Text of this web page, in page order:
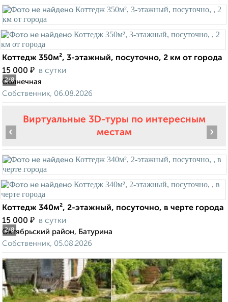
2/8
Коттедж 350м², 3-этажный, посуточно, 2 км от города
15 000 ₽ в сутки
Солнечная
Собственник, 06.08.2026
Виртуальные 3D-туры по интересным
местам
2/8
‹ ›
Коттедж 340м², 2-этажный, посуточно, в черте города
15 000 ₽ в сутки
Октябрьский район, Батурина
Собственник, 05.08.2026